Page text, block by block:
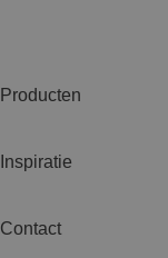
Producten
Inspiratie
Contact